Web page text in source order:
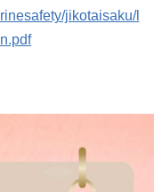
jikotaisaku/l